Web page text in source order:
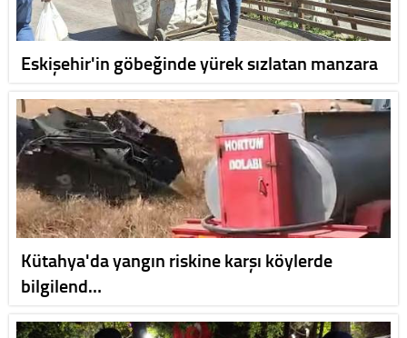
Eskişehir'in göbeğinde yürek sızlatan manzara
Kütahya'da yangın riskine karşı köylerde
bilgilend…